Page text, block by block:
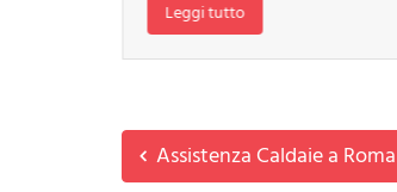
Leggi tutto
Assistenza Caldaie a Roma